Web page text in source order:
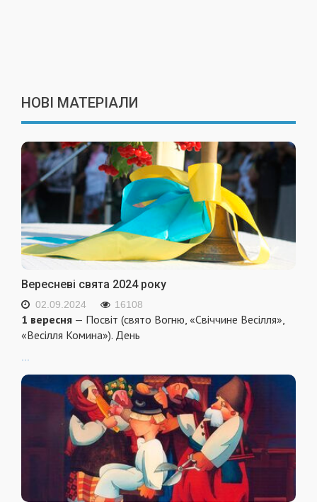
НОВІ МАТЕРІАЛИ
Вересневі свята 2024 року
02.09.2024 16108
1 вересня — Посвіт (свято Вогню, «Свіччине Весілля»,
«Весілля Комина»). День